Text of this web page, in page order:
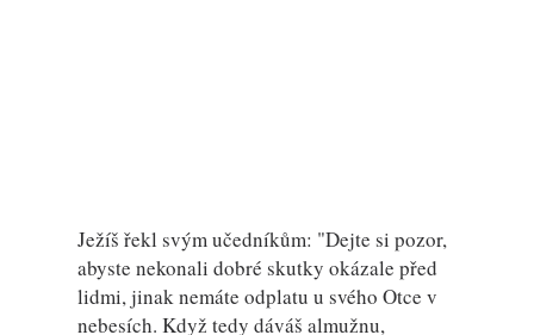
Ježíš řekl svým učedníkům: "Dejte si pozor,
abyste nekonali dobré skutky okázale před
lidmi, jinak nemáte odplatu u svého Otce v
nebesích. Když tedy dáváš almužnu,